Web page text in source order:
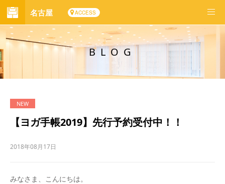
名古屋 ACCESS
BLOG
【ヨガ手帳2019】先行予約受付中！！
2018年08月17日
みなさま、こんにちは。